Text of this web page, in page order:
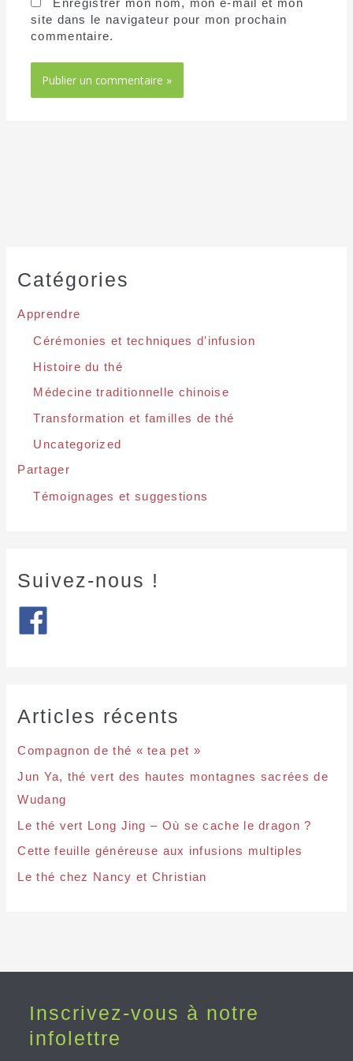
Enregistrer mon nom, mon e-mail et mon
site dans le navigateur pour mon prochain
commentaire.
Catégories
Apprendre
Cérémonies et techniques d'infusion
Histoire du thé
Médecine traditionnelle chinoise
Transformation et familles de thé
Uncategorized
Partager
Témoignages et suggestions
Suivez-nous !
Articles récents
Compagnon de thé « tea pet »
Jun Ya, thé vert des hautes montagnes sacrées de
Wudang
Le thé vert Long Jing – Où se cache le dragon ?
Cette feuille généreuse aux infusions multiples
Le thé chez Nancy et Christian
Inscrivez-vous à notre
infolettre